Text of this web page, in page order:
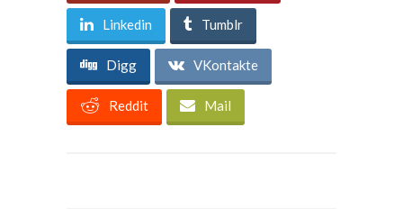
Linkedin Tumblr
Digg VKontakte
Reddit Mail